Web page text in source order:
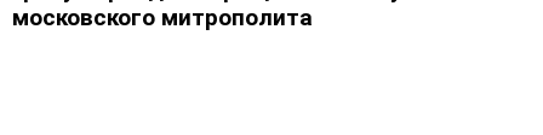
московского митрополита